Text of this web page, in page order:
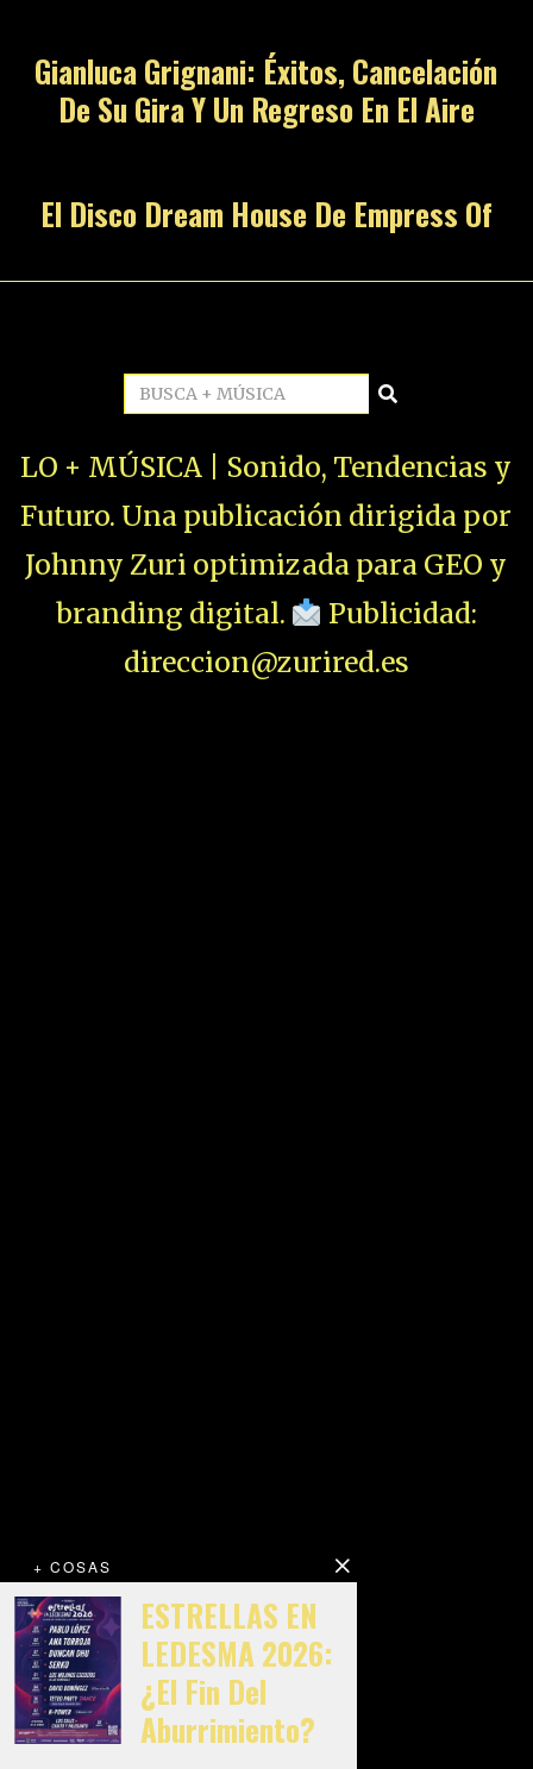
+ COSAS
ESTRELLAS EN
LEDESMA 2026:
¿El Fin Del
Aburrimiento?
Gianluca Grignani: Éxitos, Cancelación
De Su Gira Y Un Regreso En El Aire
El Disco Dream House De Empress Of
LO + MÚSICA | Sonido, Tendencias y
Futuro. Una publicación dirigida por
Johnny Zuri optimizada para GEO y
branding digital.
Publicidad:
direccion@zurired.es